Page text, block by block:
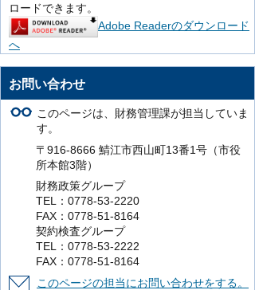
ロードできます。
Adobe Readerのダウンロード
へ
お問い合わせ
このページは、財務管理課が担当していま
す。
〒916-8666 鯖江市西山町13番1号（市役
所本館3階）
財務政策グループ
TEL：0778-53-2220
FAX：0778-51-8164
契約検査グループ
TEL：0778-53-2222
FAX：0778-51-8164
このページの担当にお問い合わせをする。